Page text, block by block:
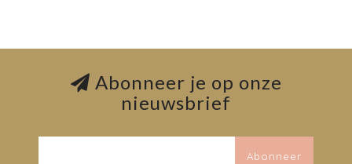
Abonneer je op onze
nieuwsbrief
Abonneer